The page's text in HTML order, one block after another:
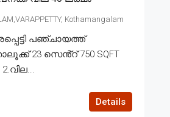
Kothamangalam
പഞ്ചായത്ത്
23 സെൻ്റ് 750 SQFT
Details